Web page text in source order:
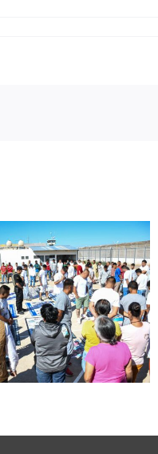
Concluye Policía
Preventiva el V
Curso de Verano
de Educación y
Seguridad Vial
2026